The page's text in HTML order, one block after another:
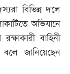
বিভিন্ন দলে
অভিযানে
বাহিনী
জানিয়েছেন